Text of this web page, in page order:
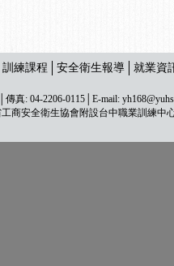
訓練課程 安全衛生報導 就業資
傳真: 04-2206-0115│E-mail:
商安全衛生協會附設台中職業訓練中